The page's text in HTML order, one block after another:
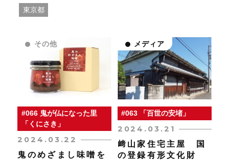
東京都
その他
#066 鬼が仏になった里
「くにさき」
2024.03.22
鬼のめざまし味噌を
メディア
#063 「百世の安堵」
2024.03.21
﨑山家住宅主屋 国
の登録有形文化財